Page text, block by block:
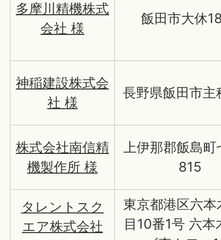
多摩川精機株式
会社 様
飯田市大休
神稲建設株式会
社 様
長野県飯田市主
株式会社南信精
機製作所 様
上伊那郡飯島町
815
タレントスク
エア株式会社
東京都港区六本
目10番1号 六本